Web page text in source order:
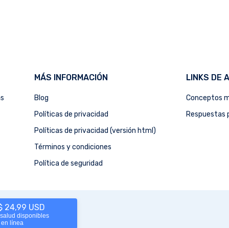
24,99 USD
disponibles
línea
MÁS INFORMACIÓN
Blog
Políticas de privacidad
Políticas de privacidad (versión html)
Términos y condiciones
Política de seguridad
LINKS DE
Conceptos
Respuestas